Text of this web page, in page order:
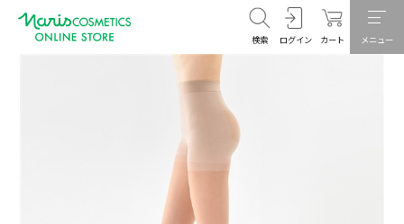
検索 ログイン カート メニュー